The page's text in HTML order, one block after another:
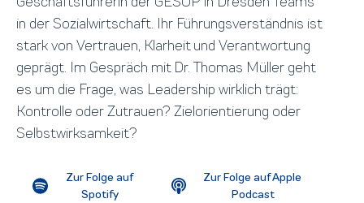
in der Sozialwirtschaft. Ihr Führungsverständnis ist
stark von Vertrauen, Klarheit und Verantwortung
geprägt. Im Gespräch mit Dr. Thomas Müller geht
es um die Frage, was Leadership wirklich trägt:
Kontrolle oder Zutrauen? Zielorientierung oder
Selbstwirksamkeit?
Zur Folge auf
Spotify
Zur Folge auf Apple
Podcast